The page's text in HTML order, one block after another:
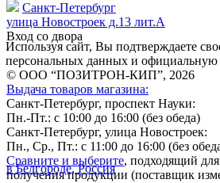
Санкт-Петербург
улица Новостроек д.13 лит.А
Вход со двора
Используя сайт, Вы подтверждаете
персональных данных и официальную
© ООО “ПОЗИТРОН-КИП”, 2026
Выдача товаров магазина:
Санкт-Петербург, проспект Науки:
Пн.-Пт.: с 10:00 до 16:00 (без обеда)
Санкт-Петербург, улица Новостроек:
Пн., Ср., Пт.: с 11:00 до 16:00 (без
Сравните и выберите, подходящий
получения продукции (поставщик
в Белгороде, Россия